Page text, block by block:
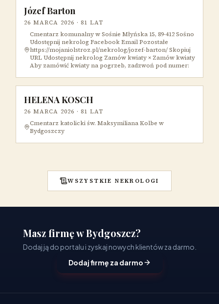
Józef Barton
26 MARCA 2026 · 81 LAT
Cmentarz komunalny w Sośnie Młyńska 15, 89-412 Sośno
Udostępnij nekrolog Facebook Email Pozostałe
https://mojaniolstroz.pl/nekrolog/jozef-barton/ Skopiuj
URL Udostępnij nekrolog Zamów kwiaty × Zamów kwiaty
Aby zamówić kwiaty na pogrzeb, zadzwoń pod numer:
HELENA KOSCH
26 MARCA 2026 · 81 LAT
Cmentarz katolicki św. Maksymiliana Kolbe w
Bydgoszczy
WSZYSTKIE NEKROLOGI
Masz firmę w Bydgoszcz?
Dodaj ją do portalu i zyskaj nowych klientów za darmo.
Dodaj firmę za darmo